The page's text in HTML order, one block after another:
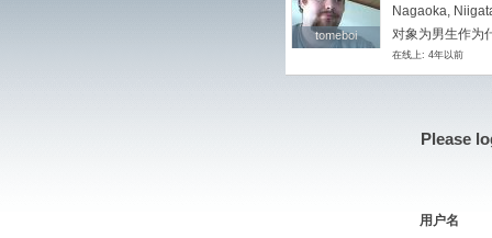
tomeboi
tomeboi
Nagaoka,
对象为男生作为
在线上: 4年以前
Please
用户名